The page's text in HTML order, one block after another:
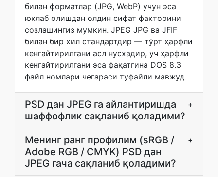
билан форматлар (JPG, WebP) учун эса
юклаб олишдан олдин сифат факторини
созлашингиз мумкин. JPEG JPG ва JFIF
билан бир хил стандартдир — тўрт ҳарфли
кенгайтирилгани асл нусхадир, уч ҳарфли
кенгайтирилгани эса фақатгина DOS 8.3
файл номлари чегараси туфайли мавжуд.
PSD дан JPEG га айлантиришда
шаффофлик сақланиб қоладими?
+
Менинг ранг профилим (sRGB /
Adobe RGB / CMYK) PSD дан
JPEG гача сақланиб қоладими?
+